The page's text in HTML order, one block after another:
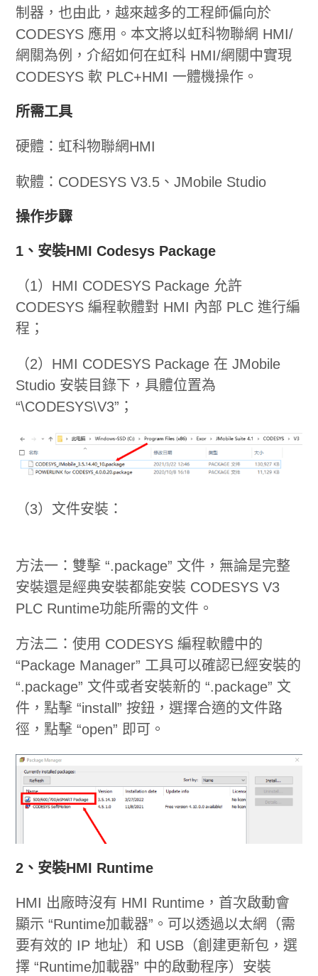
制器，也由此，越來越多的工程師偏向於
CODESYS 應用。本文將以虹科物聯網 HMI/
網關為例，介紹如何在虹科 HMI/網關中實現
CODESYS 軟 PLC+HMI 一體機操作。
所需工具
硬體：虹科物聯網HMI
軟體：CODESYS V3.5、JMobile Studio
操作步驟
1、 安裝HMI Codesys Package
（1）HMI CODESYS Package 允許
CODESYS 編程軟體對 HMI 內部 PLC 進行編
程；
（2）HMI CODESYS Package 在 JMobile
Studio 安裝目錄下，具體位置為
“\CODESYS\V3”；
（3）文件安裝：
方法一：雙擊 “.package” 文件，無論是完整
安裝還是經典安裝都能安裝 CODESYS V3
PLC Runtime功能所需的文件。
方法二：使用 CODESYS 編程軟體中的
“Package Manager” 工具可以確認已經安裝的
“.package” 文件或者安裝新的 “.package” 文
件，點擊 “install” 按鈕，選擇合適的文件路
徑，點擊 “open” 即可。
2、安裝HMI Runtime
HMI 出廠時沒有 HMI Runtime，首次啟動會
顯示 “Runtime加載器”。可以透過以太網（需
要有效的 IP 地址）和 USB（創建更新包，選
擇 “Runtime加載器” 中的啟動程序）安裝